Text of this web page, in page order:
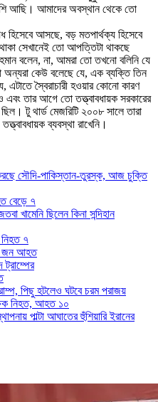
আছি। আমাদের অবস্থান থেকে তো
হিসেবে আসছে, বড় মতপার্থক্য হিসেবে
সেখানেই তো আপত্তিটা থাকছে
বলেন, না, আমরা তো তখনো বলিনি যে
অন্যরা কেউ বলেছে যে, এক ব্যক্তি তিন
স্বৈরাচারী হওয়ার কোনো কারণ
তার আগে তো তত্ত্বাবধায়ক সরকারের
টু থার্ড মেজরিটি ২০০৮ সালে তারা
ব্যবস্থা রাখেনি।
সৌদি-পাকিস্তান-তুরস্ক, আজ চুক্তি
বেড়ে ৭
খামেনি ছিলেন কিনা সন্দিহান
নিহত ৭
জন আহত
ট্রাম্পের
পিছু হটলেও ঘটবে চরম পরাজয়
নিহত, আহত ১০
পাল্টা আঘাতের হুঁশিয়ারি ইরানের